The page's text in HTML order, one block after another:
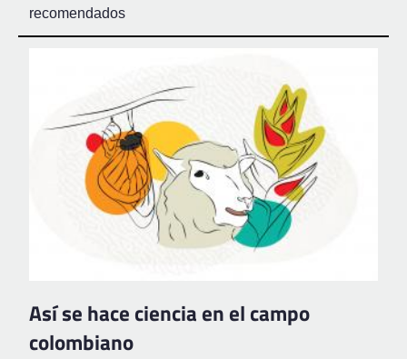
recomendados
Así se hace ciencia en el campo
colombiano